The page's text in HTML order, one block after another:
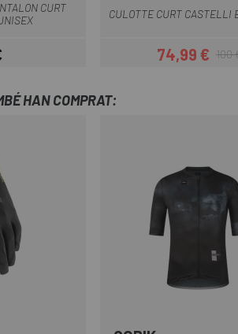
CURT
CULOTTE CURT CASTELLI
Preu
74,99 €Preu
100
HAN COMPRAT: